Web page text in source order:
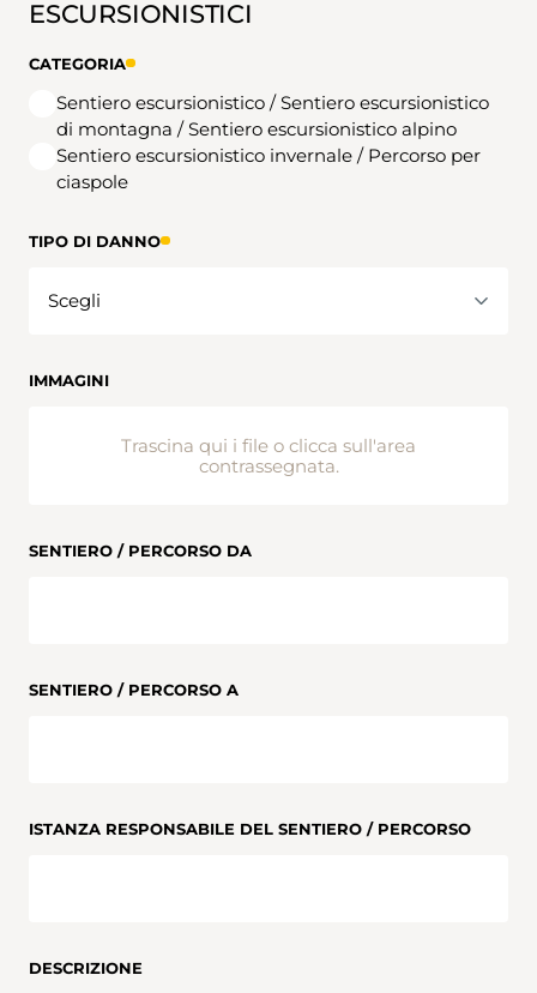
ESCURSIONISTICI
CATEGORIA
Sentiero escursionistico / Sentiero escursionistico
di montagna / Sentiero escursionistico alpino
Sentiero escursionistico invernale / Percorso per
ciaspole
TIPO DI DANNO
IMMAGINI
Trascina qui i file o clicca sull'area
contrassegnata.
SENTIERO / PERCORSO DA
SENTIERO / PERCORSO A
ISTANZA RESPONSABILE DEL SENTIERO / PERCORSO
DESCRIZIONE